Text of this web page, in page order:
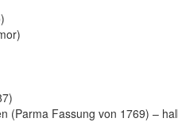
(Parma Fassung von 1769) –